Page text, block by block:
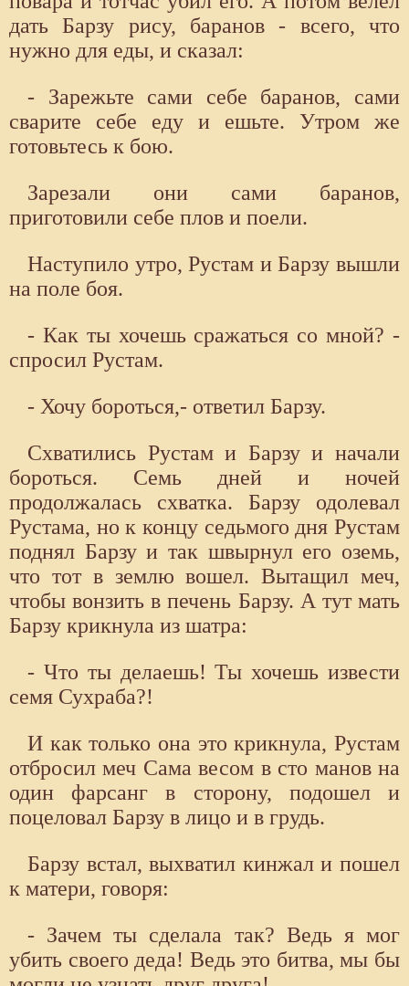
дать Барзу рису, баранов - всего, что
нужно для еды, и сказал:
- Зарежьте сами себе баранов, сами
сварите себе еду и ешьте. Утром же
готовьтесь к бою.
Зарезали они сами баранов,
приготовили себе плов и поели.
Наступило утро, Рустам и Барзу вышли
на поле боя.
- Как ты хочешь сражаться со мной? -
спросил Рустам.
- Хочу бороться,- ответил Барзу.
Схватились Рустам и Барзу и начали
бороться. Семь дней и ночей
продолжалась схватка. Барзу одолевал
Рустама, но к концу седьмого дня Рустам
поднял Барзу и так швырнул его оземь,
что тот в землю вошел. Вытащил меч,
чтобы вонзить в печень Барзу. А тут мать
Барзу крикнула из шатра:
- Что ты делаешь! Ты хочешь извести
семя Сухраба?!
И как только она это крикнула, Рустам
отбросил меч Сама весом в сто манов на
один фарсанг в сторону, подошел и
поцеловал Барзу в лицо и в грудь.
Барзу встал, выхватил кинжал и пошел
к матери, говоря:
- Зачем ты сделала так? Ведь я мог
убить своего деда! Ведь это битва, мы бы